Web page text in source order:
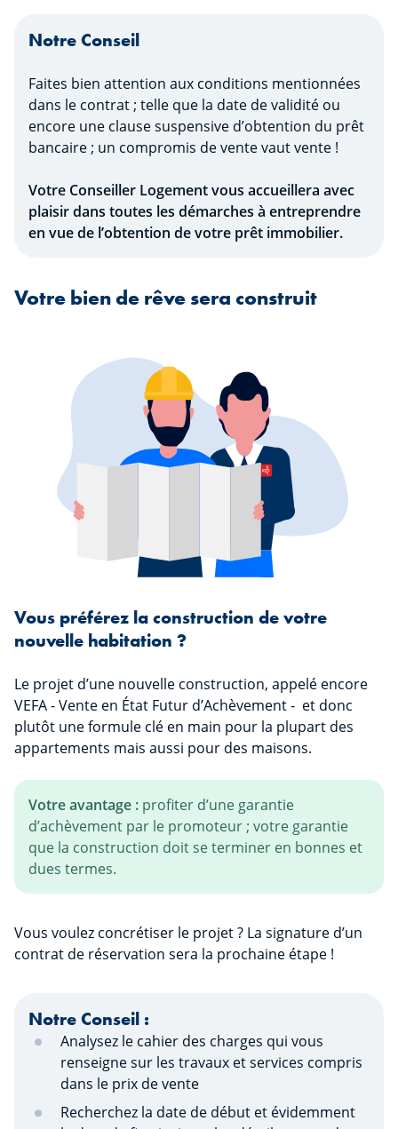
Notre Conseil
Faites bien attention aux conditions mentionnées
dans le contrat ; telle que la date de validité ou
encore une clause suspensive d’obtention du prêt
bancaire ; un compromis de vente vaut vente !
Votre Conseiller Logement vous accueillera avec
plaisir dans toutes les démarches à entreprendre
en vue de l’obtention de votre prêt immobilier.
Votre bien de rêve sera construit
Vous préférez la construction de votre
nouvelle habitation ?
Le projet d’une nouvelle construction, appelé encore
VEFA - Vente en État Futur d’Achèvement - et donc
plutôt une formule clé en main pour la plupart des
appartements mais aussi pour des maisons.
Votre avantage : profiter d’une garantie
d’achèvement par le promoteur ; votre garantie
que la construction doit se terminer en bonnes et
dues termes.
Vous voulez concrétiser le projet ? La signature d’un
contrat de réservation sera la prochaine étape !
Notre Conseil :
Analysez le cahier des charges qui vous
renseigne sur les travaux et services compris
dans le prix de vente
Recherchez la date de début et évidemment